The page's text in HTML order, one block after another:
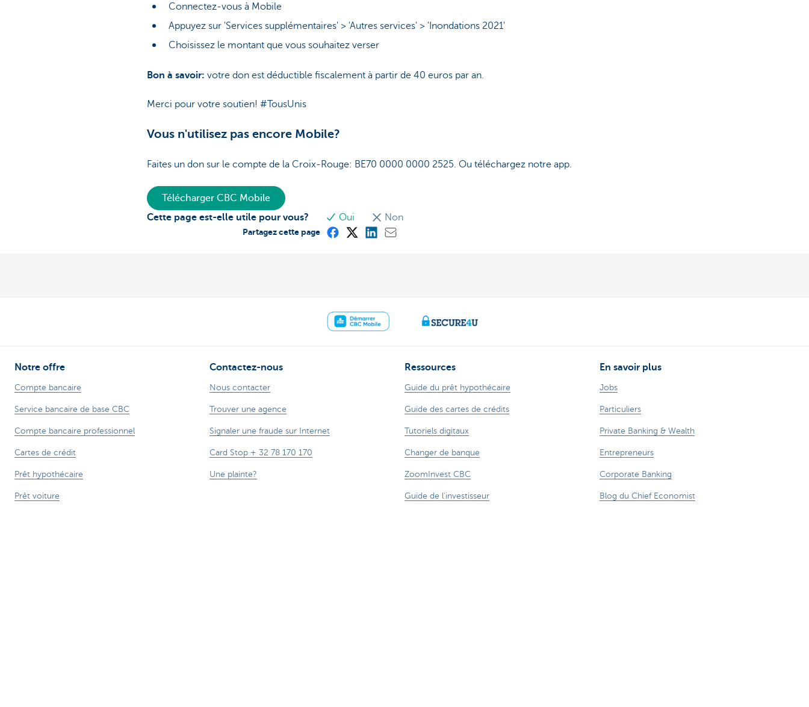
Connectez-vous à Mobile
Appuyez sur 'Services supplémentaires' > 'Autres services' > 'Inondations 2021'
Choisissez le montant que vous souhaitez verser
Bon à savoir: votre don est déductible fiscalement à partir de 40 euros par an.
Merci pour votre soutien! #TousUnis
Vous n'utilisez pas encore Mobile?
Faites un don sur le compte de la Croix-Rouge: BE70 0000 0000 2525. Ou téléchargez notre app.
Télécharger CBC Mobile
Cette page est-elle utile pour vous?
Oui Non
Partagez cette page
Notre offre
Compte bancaire
Service bancaire de base CBC
Compte bancaire professionnel
Cartes de crédit
Prêt hypothécaire
Prêt voiture
Contactez-nous
Nous contacter
Trouver une agence
Signaler une fraude sur Internet
Card Stop + 32 78 170 170
Une plainte?
Ressources
Guide du prêt hypothécaire
Guide des cartes de crédits
Tutoriels digitaux
Changer de banque
ZoomInvest CBC
Guide de l'investisseur
En savoir plus
Jobs
Particuliers
Private Banking & Wealth
Entrepreneurs
Corporate Banking
Blog du Chief Economist